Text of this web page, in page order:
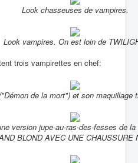
Look chasseuses de vampires.
Look vampires. On est loin de
trois vampirettes en chef:
de la mort") et son maquillage
version jupe-au-ras-des-fesses de
BLOND AVEC UNE CHAUSSURE